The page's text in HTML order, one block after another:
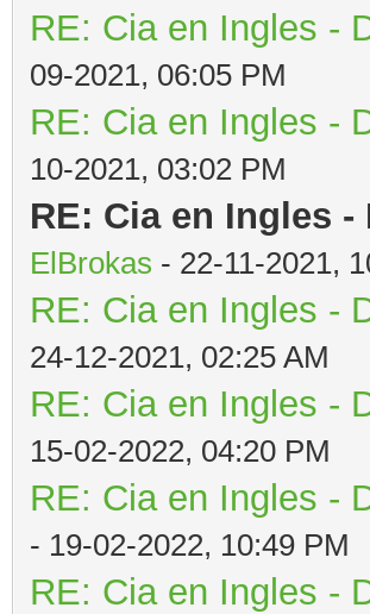
RE: Cia en Ingles -
09-2021, 06:05 PM
RE: Cia en Ingles -
10-2021, 03:02 PM
RE: Cia en Ingles
ElBrokas - 22-11-2021,
RE: Cia en Ingles -
24-12-2021, 02:25 AM
RE: Cia en Ingles -
15-02-2022, 04:20 PM
RE: Cia en Ingles -
- 19-02-2022, 10:49 PM
RE: Cia en Ingles -